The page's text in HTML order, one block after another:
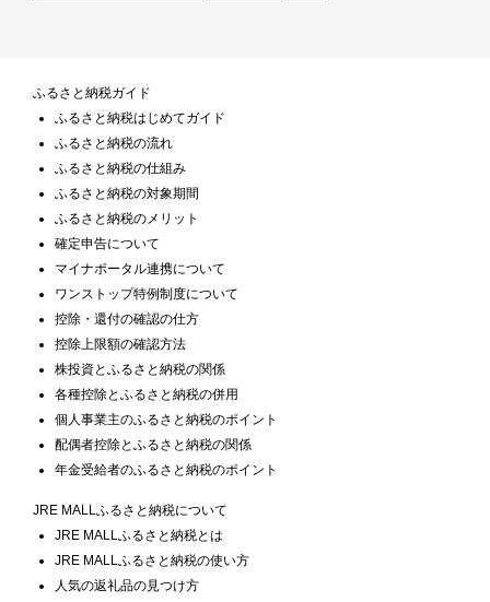
ふるさと納税ガイド
ふるさと納税はじめてガイド
ふるさと納税の流れ
ふるさと納税の仕組み
ふるさと納税の対象期間
ふるさと納税のメリット
確定申告について
マイナポータル連携について
ワンストップ特例制度について
控除・還付の確認の仕方
控除上限額の確認方法
株投資とふるさと納税の関係
各種控除とふるさと納税の併用
個人事業主のふるさと納税のポイント
配偶者控除とふるさと納税の関係
年金受給者のふるさと納税のポイント
JRE MALLふるさと納税について
JRE MALLふるさと納税とは
JRE MALLふるさと納税の使い方
人気の返礼品の見つけ方